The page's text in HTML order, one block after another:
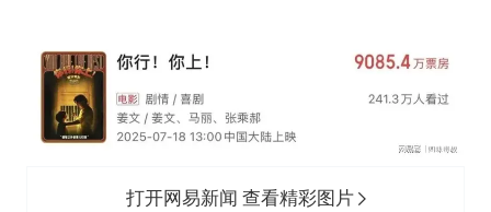
打开网易新闻 查看精彩图片